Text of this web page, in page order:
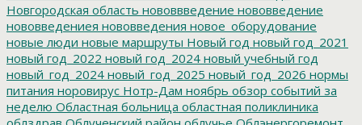
Новгородская область нововвведение нововведение
нововведениея нововведения новое_оборудование
новые люди новые маршруты Новый год новый год_2021
новый год_2022 новый год_2024 новый учебный год
новый_год_2024 новый_год_2025 новый_год_2026 нормы
питания норовирус Нотр-Дам ноябрь обзор событий за
неделю Областная больница областная поликлиника